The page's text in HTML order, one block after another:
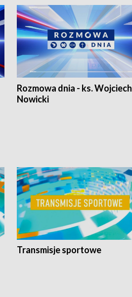
Rozmowa dnia - ks. Wojciech
Nowicki
Transmisje sportowe